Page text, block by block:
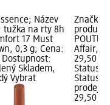
Název
tužka na rty 8h
17 Must
0,3 g; Cena:
Skladem,
Vybrat
Značka:
Affair,
29,50
Status
Status
29,50 Kč